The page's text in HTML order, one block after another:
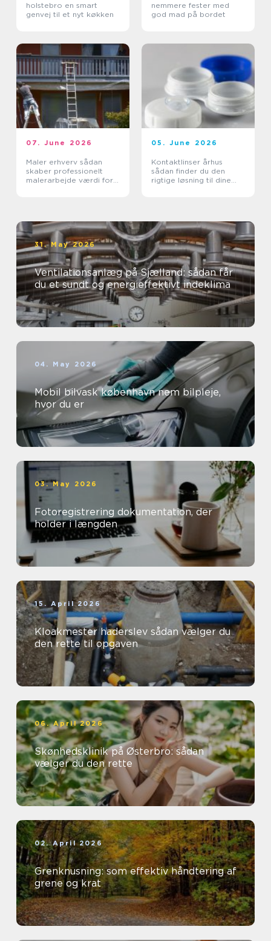
holstebro en smart
genvej til et nyt køkken
nemmere fester med
god mad på bordet
07. June 2026
Maler erhverv sådan
skaber professionelt
malerarbejde værdi for
05. June 2026
Kontaktlinser århus
sådan finder du den
rigtige løsning til dine
31. May 2026
Ventilationsanlæg på Sjælland: sådan får
du et sundt og energieffektivt indeklima
04. May 2026
Mobil bilvask københavn nem bilpleje,
hvor du er
03. May 2026
Fotoregistrering dokumentation, der
holder i længden
15. April 2026
Kloakmester haderslev sådan vælger du
den rette til opgaven
06. April 2026
Skønhedsklinik på Østerbro: sådan
vælger du den rette
02. April 2026
Grenknusning: som effektiv håndtering af
grene og krat